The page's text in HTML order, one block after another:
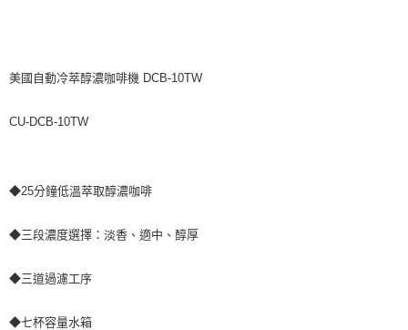
美國自動冷萃醇濃咖啡機 DCB-10TW
CU-DCB-10TW
◆25分鐘低溫萃取醇濃咖啡
◆三段濃度選擇：淡香、適中、醇厚
◆三道過濾工序
◆七杯容量水箱